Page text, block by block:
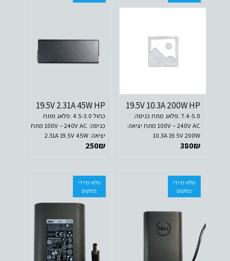
19.5V 10.3A 200W HP
7.4-5.0 :פלאג מתח כניסה:
100V – 240V AC מתח יציאה:
10.3A 19.5V 200W
380₪
19.5V 2.31A 45W HP
כחול 4.5-3.0 :פלאג מתח
כניסה: 100V – 240V AC מתח
יציאה: 2.31A 19.5V 45W
250₪
מלאי מיידי
במקום
מלאי מיידי
במקום